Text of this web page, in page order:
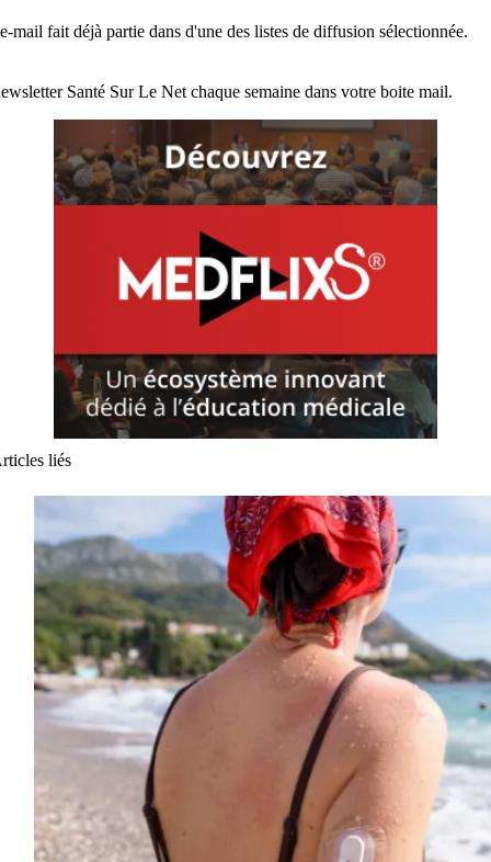
mail fait déjà partie dans d'une des listes de diffusion sélectionnée.
Santé Sur Le Net chaque semaine dans votre boite mail.
liés